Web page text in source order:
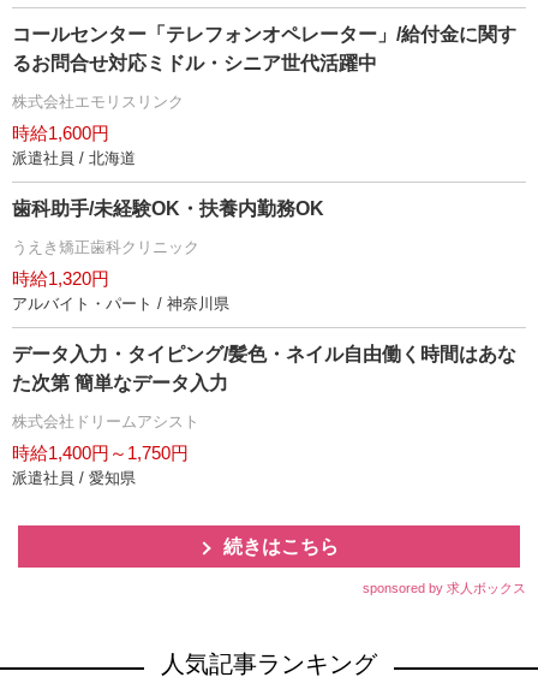
コールセンター「テレフォンオペレーター」/給付金に関す
るお問合せ対応ミドル・シニア世代活躍中
株式会社エモリスリンク
時給1,600円
派遣社員 / 北海道
歯科助手/未経験OK・扶養内勤務OK
うえき矯正歯科クリニック
時給1,320円
アルバイト・パート / 神奈川県
データ入力・タイピング/髪色・ネイル自由働く時間はあな
た次第 簡単なデータ入力
株式会社ドリームアシスト
時給1,400円～1,750円
派遣社員 / 愛知県
続きはこちら
sponsored by 求人ボックス
人気記事ランキング